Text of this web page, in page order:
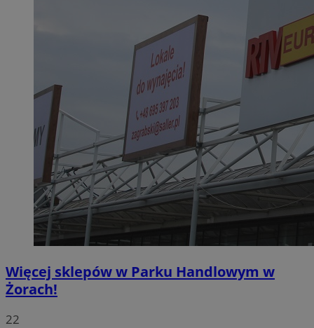
Więcej sklepów w Parku Handlowym w
Żorach!
22